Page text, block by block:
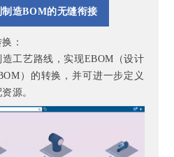
制造BOM的无缝衔接
：
工艺路线，实现EBOM（设计
）的转换，并可进一步定义
源。